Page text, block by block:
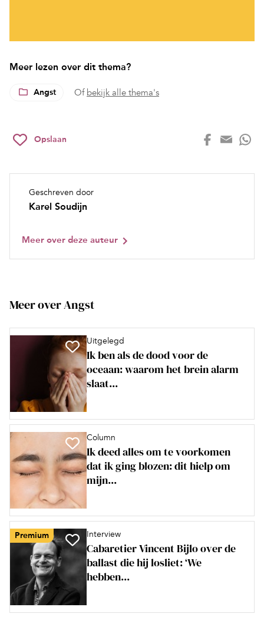
Meer lezen over dit thema?
Angst Of bekijk alle thema's
Opslaan
Geschreven door
Karel Soudijn
Meer over deze auteur
Meer over Angst
Uitgelegd
Ik ben als de dood voor de
oceaan: waarom het brein alarm
slaat...
Column
Ik deed alles om te voorkomen
dat ik ging blozen: dit hielp om
mijn...
Premium Interview
Cabaretier Vincent Bijlo over de
ballast die hij losliet: ‘We
hebben...